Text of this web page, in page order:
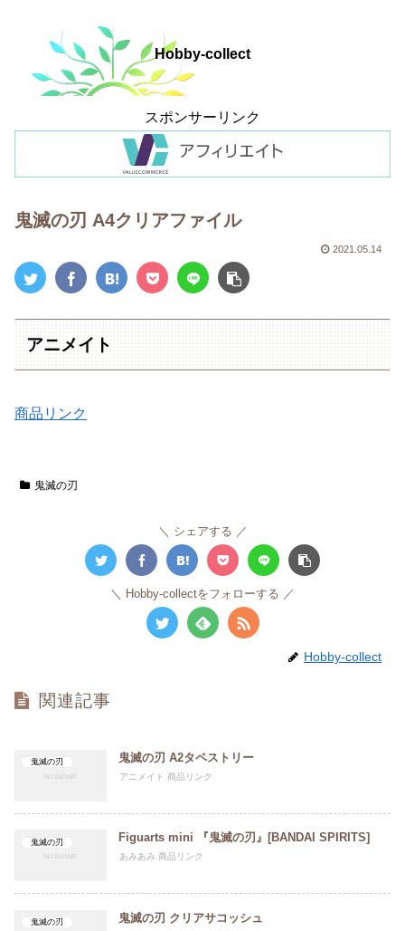
Hobby-collect
スポンサーリンク
鬼滅の刃 A4クリアファイル
2021.05.14
アニメイト
商品リンク
鬼滅の刃
シェアする
Hobby-collectをフォローする
Hobby-collect
関連記事
鬼滅の刃 鬼滅の刃 A2タペストリー
アニメイト 商品リンク
鬼滅の刃 Figuarts mini 『鬼滅の刃』[BANDAI SPIRITS]
あみあみ 商品リンク
鬼滅の刃 鬼滅の刃 クリアサコッシュ